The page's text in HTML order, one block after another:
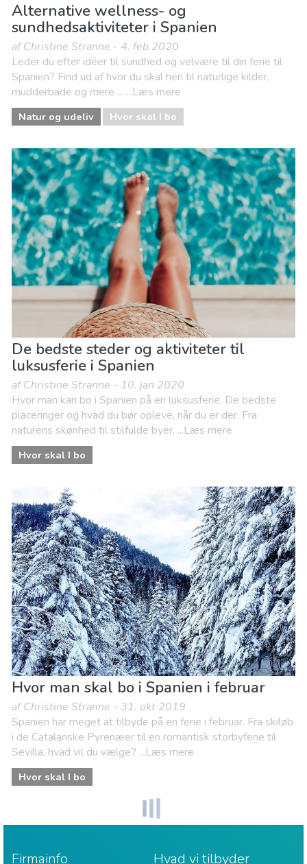
Alternative wellness- og
sundhedsaktiviteter i Spanien
af Christine Stranne - 4. feb 2020
Leder du efter idéer til sundhed og velvære til din ferie til
Spanien? Find ud af hvor du skal hen til naturlige kilder,
mudderbade og mere ... ...Læs mere
Natur og udeliv Hvor skal I bo
De bedste steder og aktiviteter til
luksusferie i Spanien
af Christine Stranne - 10. jan 2020
Hvor man kan bo i Spanien på en luksusferie. De bedste
placeringer og hvad du bør opleve, når du er der. Fra
naturens skønhed til stilfulde byer. ...Læs mere
Hvor skal I bo
Hvor man skal bo i Spanien i februar
af Christine Stranne - 31. okt 2019
Spanien har meget at tilbyde på en ferie i februar. Fra skiløb
i de Catalanske Pyrenæer til en romantisk storbyferie til
Sevilla, hvad vil du vælge? ...Læs mere
Hvor skal I bo
Firmainfo Hvad vi tilbyder